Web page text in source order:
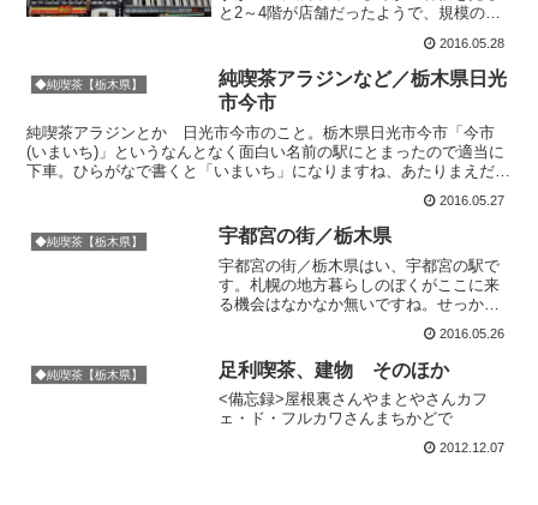
と2～4階が店舗だったようで、規模の大
撮ってないかなー。ビル自体もかわいい
です。ここは宇都宮ですが、あえて「東
京」のネーミング。BA...
2016.05.28
◆純喫茶【栃木県】
純喫茶アラジンなど／栃木県日光
市今市
純喫茶アラジンとか 日光市今市のこと。栃木県日光市今市「今市
(いまいち)」というなんとなく面白い名前の駅にとまったので適当に
下車。ひらがなで書くと「いまいち」になりますね、あたりまえだけ
2016.05.27
◆純喫茶【栃木県】 宇都宮の街／栃木県
宇都宮の街／栃木県はい、宇都宮の駅で
す。札幌の地方暮らしのぼくがここに来
る機会はなかなか無いですね。せっかく
歩いてみることにします。JR宇都宮駅で
いきなり凝った造形の手すり発見。ここ
からすごいビルも見え...
2016.05.26
◆純喫茶【栃木県】 足利喫茶、建物 そのほか
<備忘録>屋根裏さんやまとやさんカフ
ェ・ド・フルカワさんまちかどで
2012.12.07